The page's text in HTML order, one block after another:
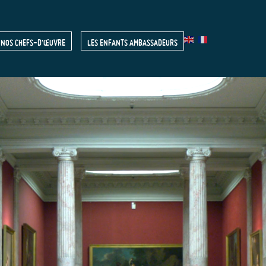
NOS CHEFS-D'ŒUVRE LES ENFANTS AMBASSADEURS